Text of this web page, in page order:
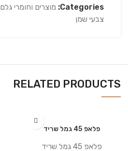
Categories: מוצרים וחומרי גלם
צבעי שמן
RELATED PRODUCTS
פלאפ 45 גמל שריד
פלאפ 45 גמל שריד